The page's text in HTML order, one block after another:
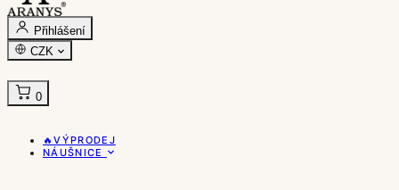
Přihlášení
CZK
0
🔥VÝPRODEJ
NÁUŠNICE